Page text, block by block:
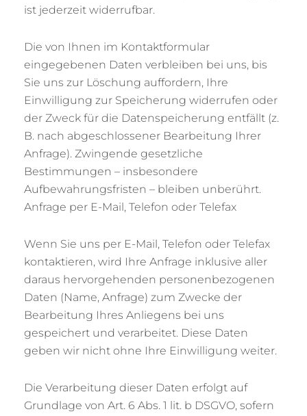
ist jederzeit widerrufbar.
Die von Ihnen im Kontaktformular
eingegebenen Daten verbleiben bei uns, bis
Sie uns zur Löschung auffordern, Ihre
Einwilligung zur Speicherung widerrufen oder
der Zweck für die Datenspeicherung entfällt (z.
B. nach abgeschlossener Bearbeitung Ihrer
Anfrage). Zwingende gesetzliche
Bestimmungen – insbesondere
Aufbewahrungsfristen – bleiben unberührt.
Anfrage per E-Mail, Telefon oder Telefax
Wenn Sie uns per E-Mail, Telefon oder Telefax
kontaktieren, wird Ihre Anfrage inklusive aller
daraus hervorgehenden personenbezogenen
Daten (Name, Anfrage) zum Zwecke der
Bearbeitung Ihres Anliegens bei uns
gespeichert und verarbeitet. Diese Daten
geben wir nicht ohne Ihre Einwilligung weiter.
Die Verarbeitung dieser Daten erfolgt auf
Grundlage von Art. 6 Abs. 1 lit. b DSGVO, sofern